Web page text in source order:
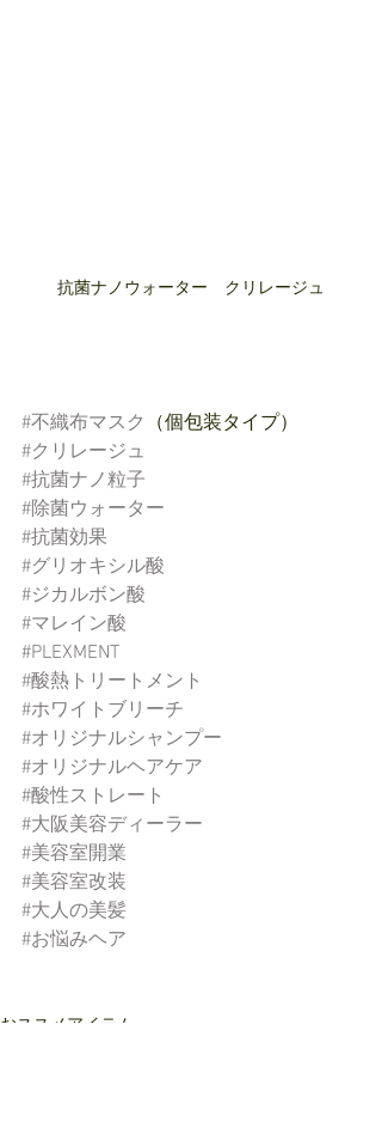
抗菌ナノウォーター　クリレージュ
#不織布マスク
（個包装タイプ）
#クリレージュ
#抗菌ナノ粒子
#除菌ウォーター
#抗菌効果
#グリオキシル酸
#ジカルボン酸
#マレイン酸
#PLEXMENT
#酸熱トリートメント
#ホワイトブリーチ
#オリジナルシャンプー
#オリジナルヘアケア
#酸性ストレート
#大阪美容ディーラー
#美容室開業
#美容室改装
#大人の美髪
#お悩みヘア
おススメアイテム